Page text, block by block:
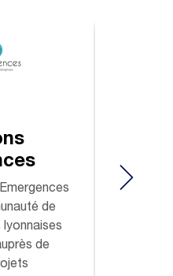
de
de